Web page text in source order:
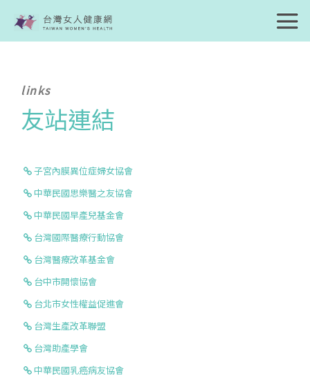
links
友站連結
子宮內膜異位症婦女協會
中華民國思樂醫之友協會
中華民國早產兒基金會
台灣國際醫療行動協會
台灣醫療改革基金會
台中市開懷協會
台北市女性權益促進會
台灣生產改革聯盟
台灣助產學會
中華民國乳癌病友協會